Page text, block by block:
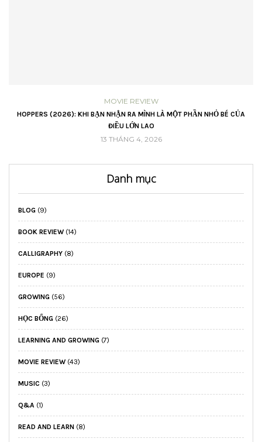
MOVIE REVIEW
HOPPERS (2026): KHI BẠN NHẬN RA MÌNH LÀ MỘT PHẦN NHỎ BÉ CỦA
ĐIỀU LỚN LAO
13 THÁNG 4, 2026
Danh mục
BLOG (9)
BOOK REVIEW (14)
CALLIGRAPHY (8)
EUROPE (9)
GROWING (56)
HỌC BỔNG (26)
LEARNING AND GROWING (7)
MOVIE REVIEW (43)
MUSIC (3)
Q&A (1)
READ AND LEARN (8)